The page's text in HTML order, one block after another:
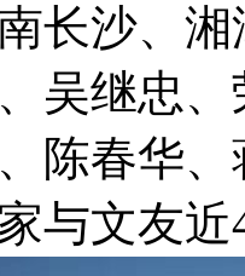
长沙、
吴继忠
陈春华
与文友